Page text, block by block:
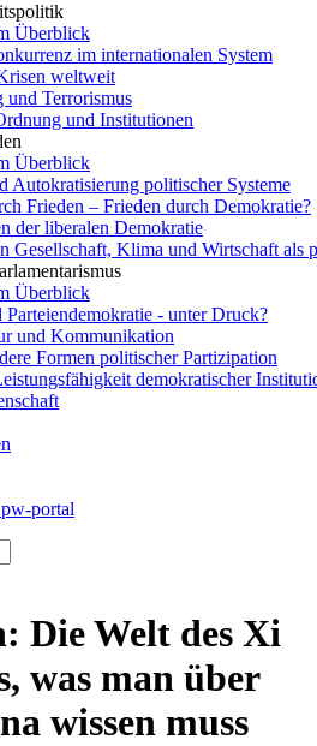
Überblick
im internationalen System
weltweit
und Terrorismus
und Institutionen
Überblick
Autokratisierung politischer Systeme
Frieden – Frieden durch Demokratie?
der liberalen Demokratie
Gesellschaft, Klima und Wirtschaft als
Überblick
Parteiendemokratie - unter Druck?
und Kommunikation
Formen politischer Partizipation
demokratischer
portal
Die Welt des Xi
was man über
wissen muss